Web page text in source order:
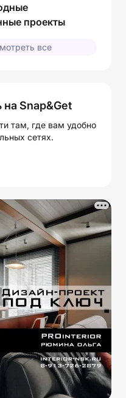
проекты
все
Snap&Get
там, где вам удобно
сетях.